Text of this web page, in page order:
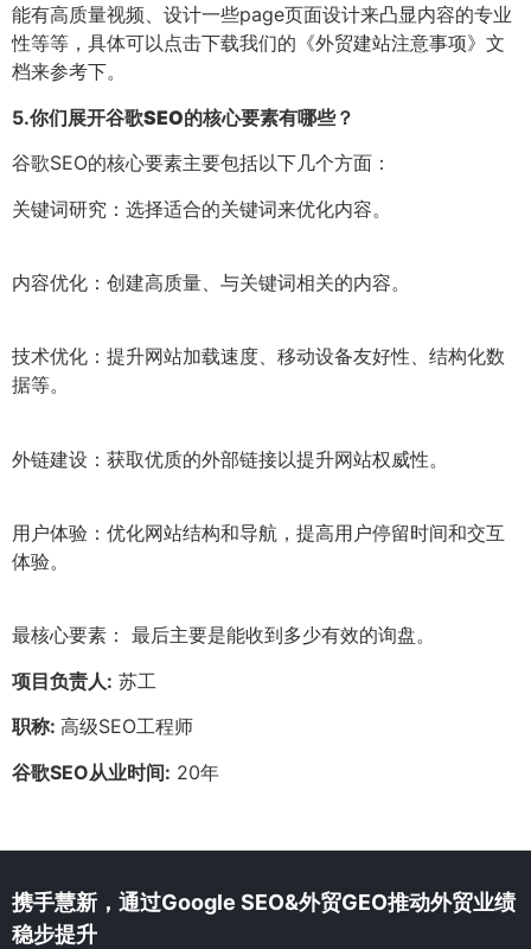
能有高质量视频、设计一些page页面设计来凸显内容的专业
性等等，具体可以点击下载我们的《外贸建站注意事项》文
档来参考下。
5.你们展开谷歌SEO的核心要素有哪些？
谷歌SEO的核心要素主要包括以下几个方面：
关键词研究：选择适合的关键词来优化内容。
内容优化：创建高质量、与关键词相关的内容。
技术优化：提升网站加载速度、移动设备友好性、结构化数
据等。
外链建设：获取优质的外部链接以提升网站权威性。
用户体验：优化网站结构和导航，提高用户停留时间和交互
体验。
最核心要素： 最后主要是能收到多少有效的询盘。
项目负责人: 苏工
职称: 高级SEO工程师
谷歌SEO从业时间: 20年
携手慧新，通过Google SEO&外贸GEO推动外贸业绩
稳步提升